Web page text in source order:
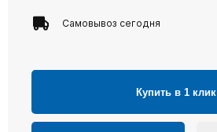
Самовывоз сегодня
Купить в 1 клик